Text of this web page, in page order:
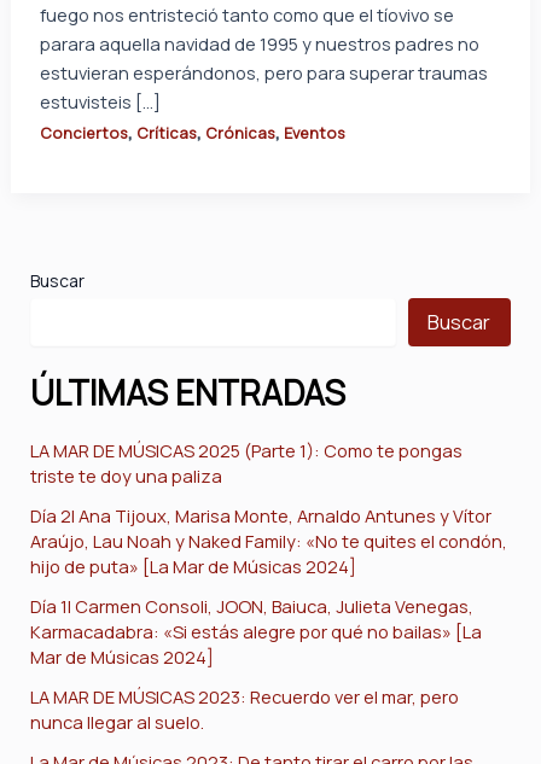
fuego nos entristeció tanto como que el tíovivo se
parara aquella navidad de 1995 y nuestros padres no
estuvieran esperándonos, pero para superar traumas
estuvisteis […]
Conciertos, Críticas, Crónicas, Eventos
Buscar
Buscar
ÚLTIMAS ENTRADAS
LA MAR DE MÚSICAS 2025 (Parte 1): Como te pongas
triste te doy una paliza
Día 2| Ana Tijoux, Marisa Monte, Arnaldo Antunes y Vítor
Araújo, Lau Noah y Naked Family: «No te quites el condón,
hijo de puta» [La Mar de Músicas 2024]
Día 1| Carmen Consoli, JOON, Baiuca, Julieta Venegas,
Karmacadabra: «Si estás alegre por qué no bailas» [La
Mar de Músicas 2024]
LA MAR DE MÚSICAS 2023: Recuerdo ver el mar, pero
nunca llegar al suelo.